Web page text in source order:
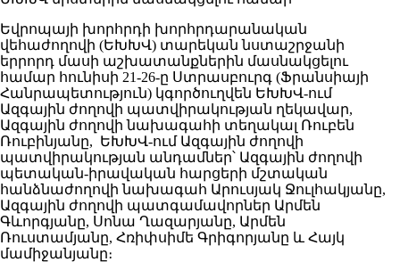
Եվրոպայի խորհրդի խորհրդարանական
վեհաժողովի (ԵԽԽՎ) տարեկան նստաշրջանի
երրորդ մասի աշխատանքներին մասնակցելու
համար հունիսի 21-26-ը Ստրասբուրգ (Ֆրանսիայի
Հանրապետություն) կգործուղվեն ԵԽԽՎ-ում
Ազգային ժողովի պատվիրակության ղեկավար,
Ազգային ժողովի նախագահի տեղակալ Ռուբեն
Ռուբինյանը, ԵԽԽՎ-ում Ազգային ժողովի
պատվիրակության անդամներ՝ Ազգային ժողովի
պետական-իրավական հարցերի մշտական
հանձնաժողովի նախագահ Արուսյակ Ջուլհակյանը,
Ազգային ժողովի պատգամավորներ Արմեն
Գևորգյանը, Սոնա Ղազարյանը, Արմեն
Ռուստամյանը, Հռիփսիմե Գրիգորյանը և Հայկ
մամիջանյանը։